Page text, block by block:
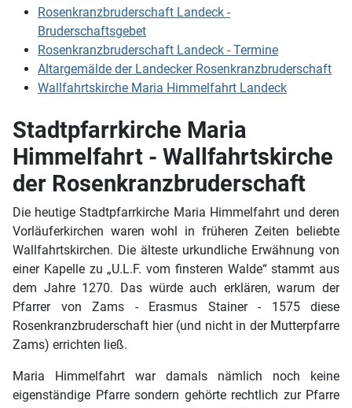
Rosenkranzbruderschaft Landeck -
Bruderschaftsgebet
Rosenkranzbruderschaft Landeck - Termine
Altargemälde der Landecker Rosenkranzbruderschaft
Wallfahrtskirche Maria Himmelfahrt Landeck
Stadtpfarrkirche Maria
Himmelfahrt - Wallfahrtskirche
der Rosenkranzbruderschaft
Die heutige Stadtpfarrkirche Maria Himmelfahrt und deren
Vorläuferkirchen waren wohl in früheren Zeiten beliebte
Wallfahrtskirchen. Die älteste urkundliche Erwähnung von
einer Kapelle zu „U.L.F. vom finsteren Walde“ stammt aus
dem Jahre 1270. Das würde auch erklären, warum der
Pfarrer von Zams - Erasmus Stainer - 1575 diese
Rosenkranzbruderschaft hier (und nicht in der Mutterpfarre
Zams) errichten ließ.
Maria Himmelfahrt war damals nämlich noch keine
eigenständige Pfarre sondern gehörte rechtlich zur Pfarre